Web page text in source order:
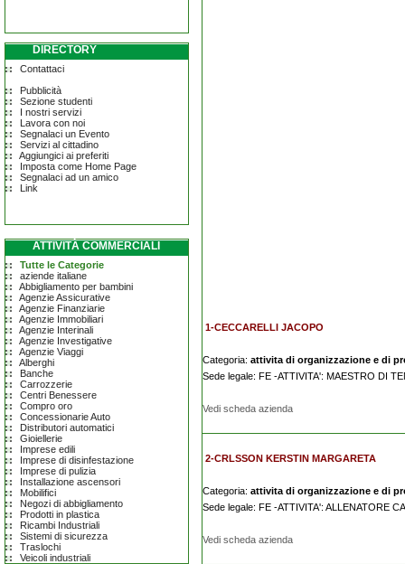
DIRECTORY
Contattaci
Pubblicità
Sezione studenti
I nostri servizi
Lavora con noi
Segnalaci un Evento
Servizi al cittadino
Aggiungici ai preferiti
Imposta come Home Page
Segnalaci ad un amico
Link
ATTIVITÀ COMMERCIALI
Tutte le Categorie
aziende italiane
Abbigliamento per bambini
Agenzie Assicurative
Agenzie Finanziarie
Agenzie Immobiliari
Agenzie Interinali
Agenzie Investigative
Agenzie Viaggi
Alberghi
Banche
Carrozzerie
Centri Benessere
Compro oro
Concessionarie Auto
Distributori automatici
Gioiellerie
Imprese edili
Imprese di disinfestazione
Imprese di pulizia
Installazione ascensori
Mobilifici
Negozi di abbigliamento
Prodotti in plastica
Ricambi Industriali
Sistemi di sicurezza
Traslochi
Veicoli industriali
1-CECCARELLI JACOPO
Categoria: attivita di organizzazione e di
Sede legale: FE -ATTIVITA': MAESTRO DI
Vedi scheda azienda
2-CRLSSON KERSTIN MARGARETA
Categoria: attivita di organizzazione e di
Sede legale: FE -ATTIVITA': ALLENATORE
Vedi scheda azienda